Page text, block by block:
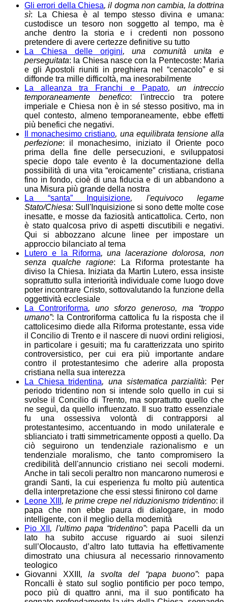
Gli errori della Chiesa, il dogma non cambia, la dottrina
sì: La Chiesa è al tempo stesso divina e umana:
custodisce un tesoro non soggetto al tempo, ma è
anche dentro la storia e i credenti non possono
pretendere di avere certezze definitive su tutto
La Chiesa delle origini, una comunità unita e
perseguitata: la Chiesa nasce con la Pentecoste: Maria
e gli Apostoli riuniti in preghiera nel “cenacolo” e si
diffonde tra mille difficoltà, ma inesorabilmente
La alleanza tra Franchi e Papato, un intreccio
temporaneamente benefico: l'intreccio tra potere
imperiale e Chiesa non è in sé stesso positivo, ma in
quel contesto, almeno temporaneamente, ebbe effetti
più benefici che negativi.
Il monachesimo cristiano, una equilibrata tensione alla
perfezione: il monachesimo, iniziato il Oriente poco
prima della fine delle persecuzioni, e sviluppatosi
specie dopo tale evento è la documentazione della
possibilità di una vita “eroicamente” cristiana, cristiana
fino in fondo, cioè di una fiducia e di un abbandono a
una Misura più grande della nostra
La “santa” Inquisizione, l'equivoco legame
Stato/Chiesa: Sull'Inquisizione si sono dette molte cose
inesatte, e mosse da faziosità anticattolica. Certo, non
è stato qualcosa privo di aspetti discutibili e negativi.
Qui si abbozzano alcune linee per impostare un
approccio bilanciato al tema
Lutero e la Riforma, una lacerazione dolorosa, non
senza qualche ragione: La Riforma protestante ha
diviso la Chiesa. Iniziata da Martin Lutero, essa insiste
soprattutto sulla interiorità individuale come luogo dove
poter incontrare Cristo, sottovalutando la funzione della
oggettività ecclesiale
La Controriforma, uno sforzo generoso, ma “troppo
umano”: la Controriforma cattolica fu la risposta che il
cattolicesimo diede alla Riforma protestante, essa vide
il Concilio di Trento e il nascere di nuovi ordini religiosi,
in particolare i gesuiti; ma fu caratterizzata uno spirito
controversistico, per cui era più importante andare
contro il protestantesimo che aderire alla proposta
cristiana nella sua interezza
La Chiesa tridentina, una sistematica parzialità: Per
periodo tridentino non si intende solo quello in cui si
svolse il Concilio di Trento, ma soprattutto quello che
ne seguì, da quello influenzato. Il suo tratto essenziale
fu una ossessiva volontà di contrapporsi al
protestantesimo, accentuando in modo unilaterale e
sblianciato i tratti simmetricamente opposti a quello. Da
ciò seguirono un tendenziale razionalismo e un
tendenziale moralismo, che tanto compromisero la
credibilità dell'annuncio cristiano nei secoli moderni.
Anche in tali secoli peraltro non mancarono numerosi e
grandi Santi, la cui esperienza fu molto più autentica
della interpretazione che essi stessi finirono col darne
Leone XIII , le prime crepe nel riduzionismo tridentino: il
papa che non ebbe paura di dialogare, in modo
intelligente, con il meglio della modernità
Pio XII , l'ultimo papa “tridentino”: papa Pacelli da un
lato ha subito accuse riguardo ai suoi silenzi
sull’Olocausto, d’altro lato tuttavia ha effettivamente
dimostrato una chiusura al necessario rinnovamento
teologico
Giovanni XXIII , la svolta del “papa buono”: papa
Roncalli è stato sul soglio pontificio per poco tempo,
poco più di quattro anni, ma il suo pontificato ha